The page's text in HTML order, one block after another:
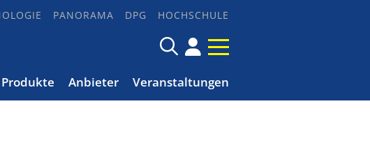
PANORAMA DPG HOCHSCHULE
Produkte Anbieter Veranstaltungen